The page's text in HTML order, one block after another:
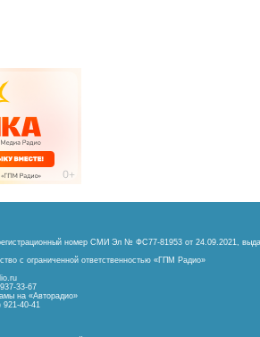
номер СМИ Эл № ФС77-81953 от 24.09.2021,
с ограниченной ответственностью «ГПМ Радио»
33-67
на «Авторадио»
921-40-41